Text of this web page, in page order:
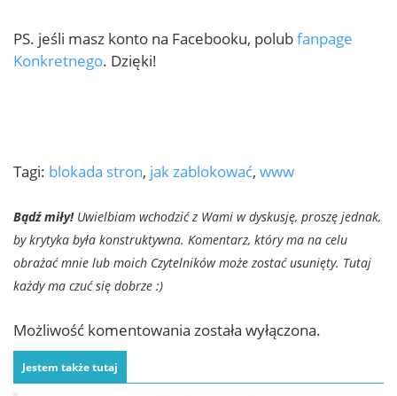
PS. jeśli masz konto na Facebooku, polubfanpage
Konkretnego. Dzięki!
Tagi: blokada stron, jak zablokować, www
Bądź miły!Uwielbiam wchodzić z Wami w dyskusję, proszę jednak,
by krytyka była konstruktywna. Komentarz, który ma na celu
obrażać mnie lub moich Czytelników może zostać usunięty. Tutaj
każdy ma czuć się dobrze :)
Możliwość komentowania została wyłączona.
Jestem także tutaj